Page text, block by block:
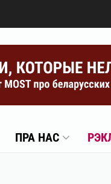
ПРА НАС